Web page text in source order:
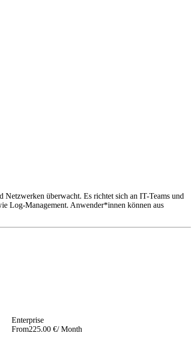
überwacht. Es richtet sich an IT-Teams und
Log-Management. Anwender*innen können aus
Enterprise
From225.00 €/ Month